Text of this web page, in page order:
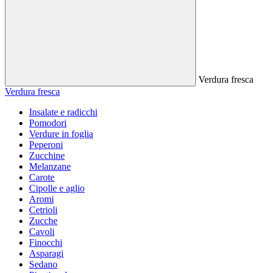
Verdura fresca
Verdura fresca
Insalate e radicchi
Pomodori
Verdure in foglia
Peperoni
Zucchine
Melanzane
Carote
Cipolle e aglio
Aromi
Cetrioli
Zucche
Cavoli
Finocchi
Asparagi
Sedano